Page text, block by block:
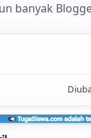
banyak